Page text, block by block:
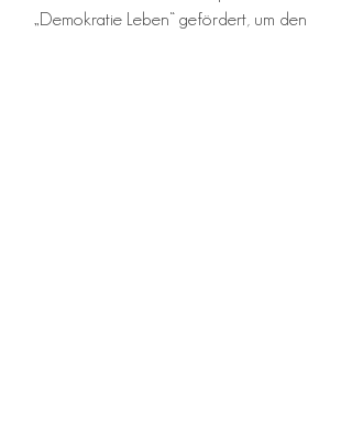
„Demokratie Leben“ gefördert, um den